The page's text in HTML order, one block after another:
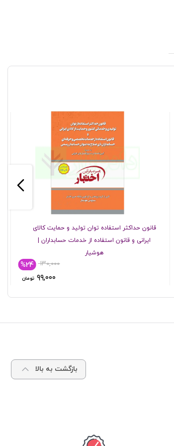
قانون حداکثر استفاده توان تولید و حمایت کالای
ایرانی و قانون استفاده از خدمات حسابداران |
هوشیار
%24 ۱۳۰,۰۰۰
۹۹,۰۰۰ تومان
بازگشت به بالا